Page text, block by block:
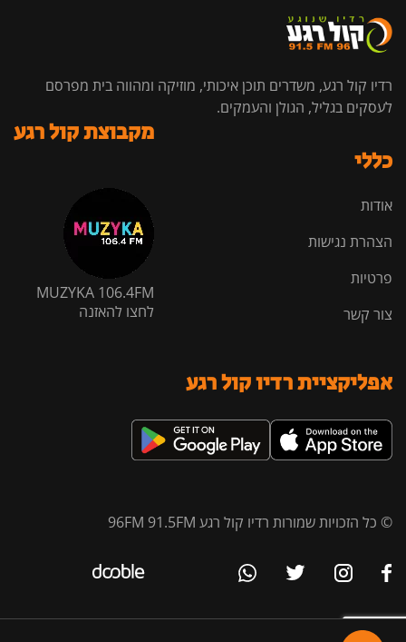
רדיו קול רגע, משדרים תוכן איכותי, מוזיקה ומהווה בית מפרסם
לעסקים בגליל, הגולן והעמקים.
כללי
אודות
הצהרת נגישות
פרטיות
צור קשר
מקבוצת קול רגע
MUZYKA 106.4FM
לחצו להאזנה
אפליקציית רדיו קול רגע
© כל הזכויות שמורות רדיו קול רגע 96FM 91.5FM